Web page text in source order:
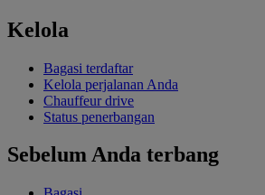
Kelola
Bagasi terdaftar
Kelola perjalanan Anda
Chauffeur drive
Status penerbangan
Sebelum Anda terbang